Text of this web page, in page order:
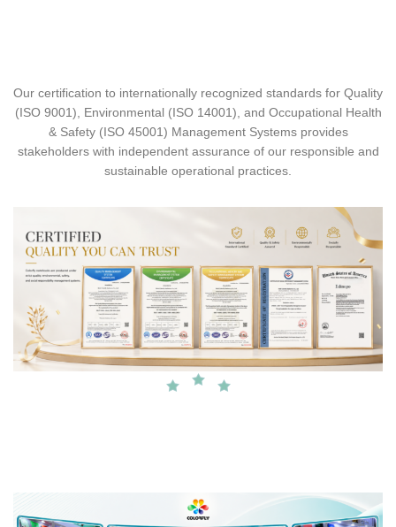
Our certification to internationally recognized standards for Quality
(ISO 9001), Environmental (ISO 14001), and Occupational Health
& Safety (ISO 45001) Management Systems provides
stakeholders with independent assurance of our responsible and
sustainable operational practices.